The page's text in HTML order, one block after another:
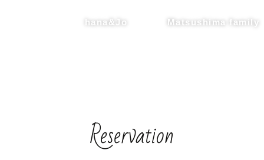
hana&Jo Matsushima family
Reservation